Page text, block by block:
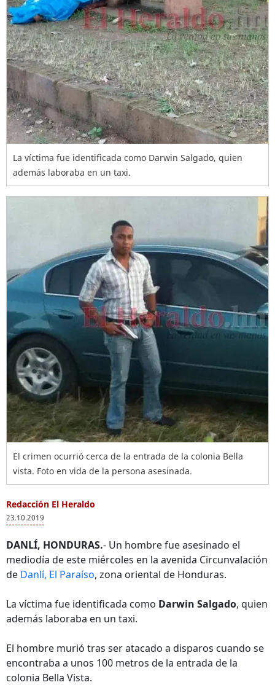
La víctima fue identificada como Darwin Salgado, quien
además laboraba en un taxi.
El crimen ocurrió cerca de la entrada de la colonia Bella
vista. Foto en vida de la persona asesinada.
Redacción El Heraldo
23.10.2019
DANLÍ, HONDURAS.- Un hombre fue asesinado el
mediodía de este miércoles en la avenida Circunvalación
de Danlí, El Paraíso, zona oriental de Honduras.
La víctima fue identificada como Darwin Salgado, quien
además laboraba en un taxi.
El hombre murió tras ser atacado a disparos cuando se
encontraba a unos 100 metros de la entrada de la
colonia Bella Vista.